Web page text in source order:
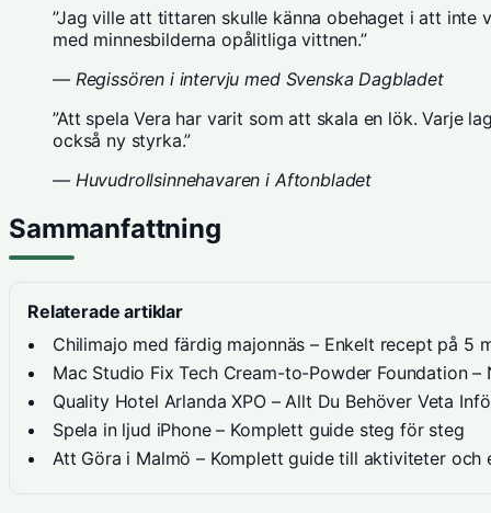
”Jag ville att tittaren skulle känna obehaget i att inte
med minnesbilderna opålitliga vittnen.”
— Regissören i intervju med Svenska Dagbladet
”Att spela Vera har varit som att skala en lök. Varje
också ny styrka.”
— Huvudrollsinnehavaren i Aftonbladet
Sammanfattning
Relaterade artiklar
Chilimajo med färdig majonnäs – Enkelt recept på 5
Mac Studio Fix Tech Cream-to-Powder Foundation
Quality Hotel Arlanda XPO – Allt Du Behöver Veta
Spela in ljud iPhone – Komplett guide steg för steg
Att Göra i Malmö – Komplett guide till aktiviteter och